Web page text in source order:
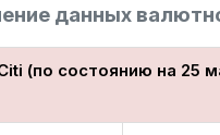
данных
(по состоянию на 25